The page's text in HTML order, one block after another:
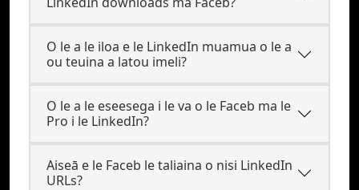
O le a le iloa e le LinkedIn muamua o le a
ou teuina a latou imeli?
O le a le eseesega i le va o le Faceb ma le
Pro i le LinkedIn?
Aiseā e le Faceb le taliaina o nisi LinkedIn
URLs?